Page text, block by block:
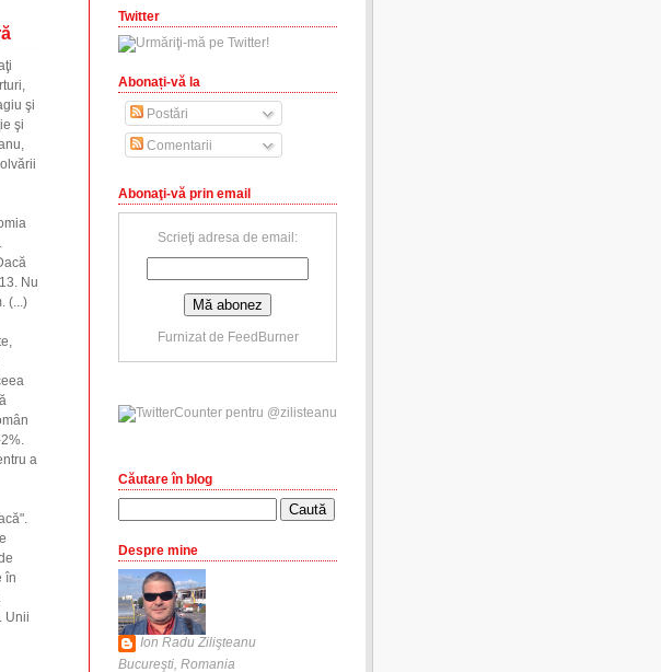
şi
şi
Nu
(...)
a
în
Unii
Twitter
Abonați-vă la
Postări
Comentarii
Abonaţi-vă prin email
Scrieţi adresa de email:
Furnizat de FeedBurner
Căutare în blog
Despre mine
Ion Radu Zilişteanu
Bucureşti, Romania